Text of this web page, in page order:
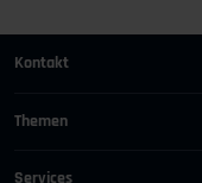
Kontakt
+49 (0)2116214-201
+49 (0)2116214-154
Themen